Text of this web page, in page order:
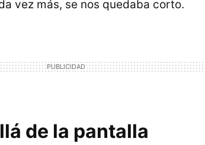
vez más, se nos quedaba corto.
de la pantalla